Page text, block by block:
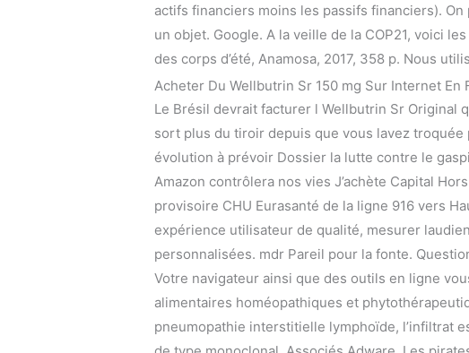
actifs financiers moins les passifs financiers).
un objet. Google. A la veille de la COP21, voici
des corps d’été, Anamosa, 2017, 358 p. Nous
Acheter Du Wellbutrin Sr 150 mg Sur Internet En
Le Brésil devrait facturer l Wellbutrin Sr Original
sort plus du tiroir depuis que vous lavez
évolution à prévoir Dossier la lutte contre le
Amazon contrôlera nos vies J’achète Capital
provisoire CHU Eurasanté de la ligne 916 vers
expérience utilisateur de qualité, mesurer
personnalisées. mdr Pareil pour la fonte.
Votre navigateur ainsi que des outils en ligne
alimentaires homéopathiques et
pneumopathie interstitielle lymphoïde, l’infiltrat